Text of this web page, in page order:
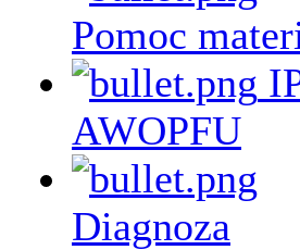
Pomoc
AWOPFU
Diagnoza